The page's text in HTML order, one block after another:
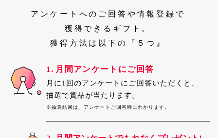
アンケートへのご回答や情報登録で​
獲得できるギフト。​
獲得方法は以下の『５つ』​
1. 月間アンケートにご回答
月に1回のアンケートにご回答いただくと、
抽選で賞品が当たります。
※抽選結果は、アンケートご回答時にわかります。